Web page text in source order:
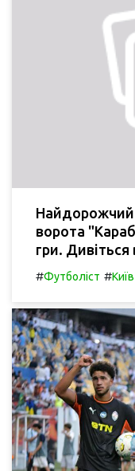
Найдорожчий
ворота
гри. Дивіться
#Футболіст #Київ